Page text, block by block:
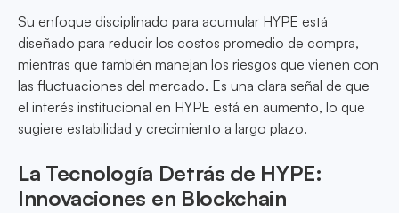
Su enfoque disciplinado para acumular HYPE está
diseñado para reducir los costos promedio de compra,
mientras que también manejan los riesgos que vienen con
las fluctuaciones del mercado. Es una clara señal de que
el interés institucional en HYPE está en aumento, lo que
sugiere estabilidad y crecimiento a largo plazo.
La Tecnología Detrás de HYPE:
Innovaciones en Blockchain